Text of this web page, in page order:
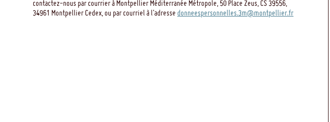
contactez-nous par courrier à Montpellier Méditerranée Métropole, 50 Place Zeus, CS 39556,
34961 Montpellier Cedex, ou par courriel à l'adresse donneespersonnelles.3m@montpellier.fr